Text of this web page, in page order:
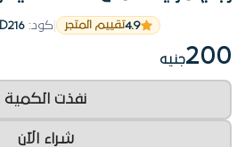
4.9تقييم المتجر كود:D216
200جنيه
نفذت الكمية
شراء الآن